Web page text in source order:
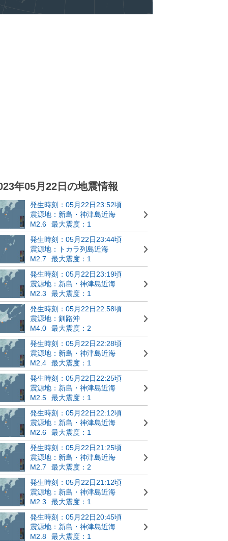
年05月22日の地震情報
発生時刻：05月22日23:52頃
震源地：新島・神津島近海
M2.6
最大震度：1
発生時刻：05月22日23:44頃
震源地：トカラ列島近海
M2.7
最大震度：1
発生時刻：05月22日23:19頃
震源地：新島・神津島近海
M2.3
最大震度：1
発生時刻：05月22日22:58頃
震源地：釧路沖
M4.0
最大震度：2
発生時刻：05月22日22:28頃
震源地：新島・神津島近海
M2.4
最大震度：1
発生時刻：05月22日22:25頃
震源地：新島・神津島近海
M2.5
最大震度：1
発生時刻：05月22日22:12頃
震源地：新島・神津島近海
M2.6
最大震度：1
発生時刻：05月22日21:25頃
震源地：新島・神津島近海
M2.7
最大震度：2
発生時刻：05月22日21:12頃
震源地：新島・神津島近海
M2.3
最大震度：1
発生時刻：05月22日20:45頃
震源地：新島・神津島近海
M2.8
最大震度：1